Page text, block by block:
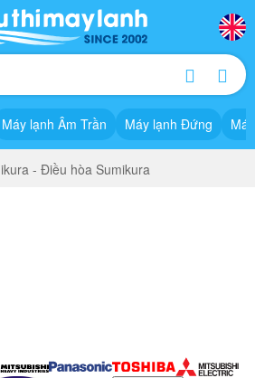
Máy lạnh Âm Trần Máy lạnh Đứng
- Điều hòa Sumikura